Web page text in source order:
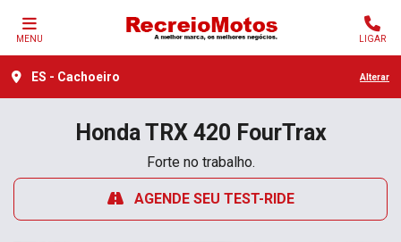
MENU LIGAR
ES - Cachoeiro Alterar
HondaTRX 420 FourTrax
Forte no trabalho.
AGENDE SEU TEST-RIDE